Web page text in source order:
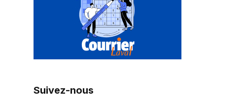
Suivez-nous